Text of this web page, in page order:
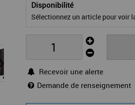
Disponibilité
Sélectionnez un article pour voir
Recevoir une alerte
Demande de renseignement